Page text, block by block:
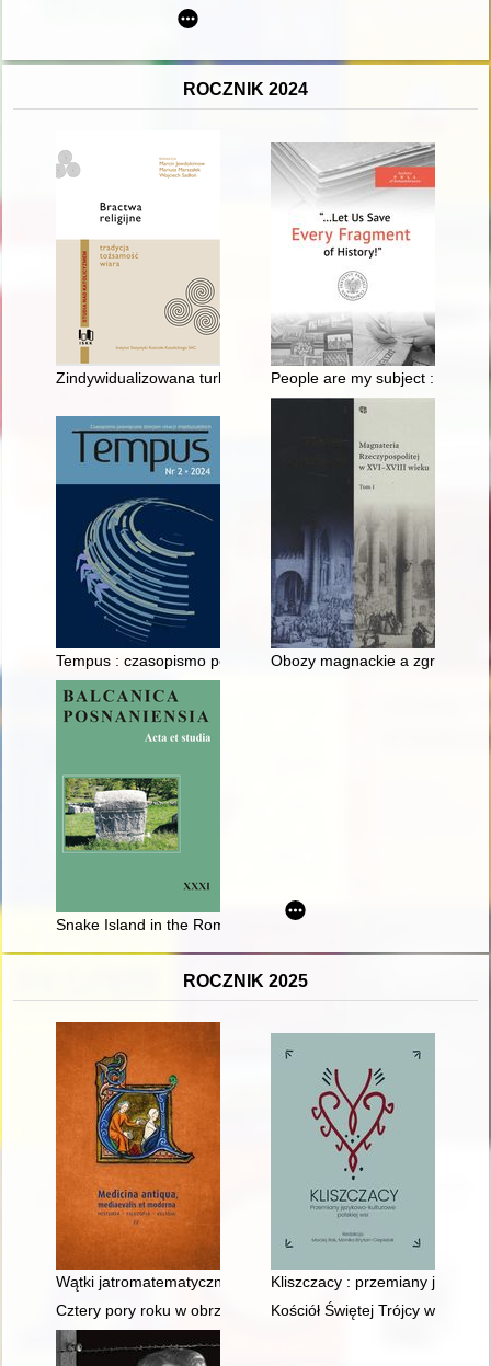
ROCZNIK 2024
Zindywidualizowana turbo duchowość : Bractwo Najświętszej
People are my subject : Julien
Tempus : czasopismo poświęcone dziejom relacji
Obozy magnackie a
Snake Island in the Romanian and Ukrainian narrative in the
ROCZNIK 2025
Wątki jatromatematyczne w "Introductorium astrologie
Kliszczacy : przemiany
Cztery pory roku w obrzędowości ludowejKościół Świętej Trójcy w Mławie